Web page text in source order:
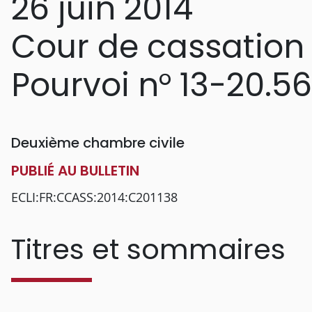
Cour de cassation
Pourvoi n° 13-
Deuxième chambre civile
PUBLIÉ AU BULLETIN
ECLI:FR:CCASS:2014:C201138
Titres et sommaires